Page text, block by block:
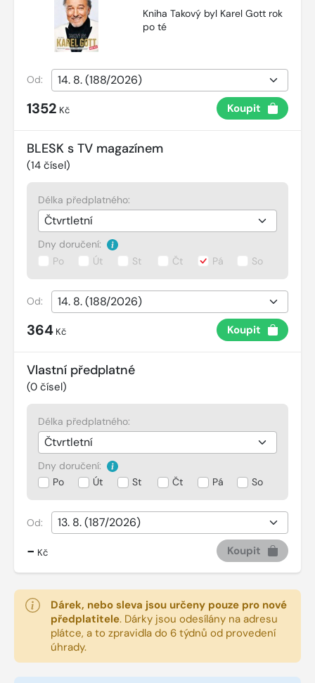
Kniha Takový byl Karel Gott rok
po té
Od:
1352 Kč Koupit
BLESK s TV magazínem
(14 čísel)
Délka předplatného:
Dny doručení:
Po
Út St Čt Pá So
Od:
364 Kč Koupit
Vlastní předplatné
(0 čísel)
Délka předplatného:
Dny doručení:
Po
Út St Čt Pá So
Od:
- Kč Koupit
Dárek, nebo sleva jsou určeny pouze pro nové
předplatitele. Dárky jsou odesílány na adresu
plátce, a to zpravidla do 6 týdnů od provedení
úhrady.